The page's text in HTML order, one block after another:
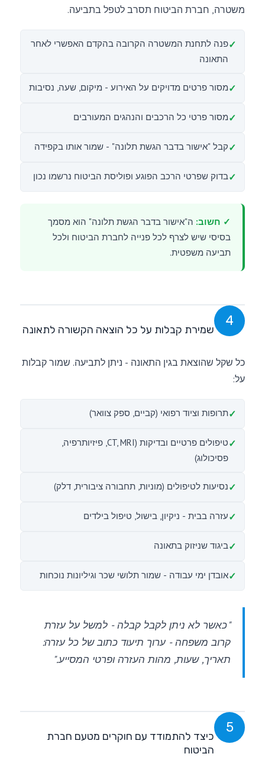
משטרה, חברת הביטוח תסרב לטפל בתביעה.
פנה לתחנת המשטרה הקרובה בהקדם האפשרי לאחר
התאונה
מסור פרטים מדויקים על האירוע - מיקום, שעה, נסיבות
מסור פרטי כל הרכבים והנהגים המעורבים
קבל "אישור בדבר הגשת תלונה" - שמור אותו בקפידה
בדוק שפרטי הרכב הפוגע ופוליסת הביטוח נרשמו נכון
✓ חשוב: ה"אישור בדבר הגשת תלונה" הוא מסמך
בסיסי שיש לצרף לכל פנייה לחברת הביטוח ולכל
תביעה משפטית.
4
שמירת קבלות על כל הוצאה הקשורה לתאונה
כל שקל שהוצאת בגין התאונה - ניתן לתביעה. שמור קבלות
על:
תרופות וציוד רפואי (קביים, ספק צוואר)
טיפולים פרטיים ובדיקות (CT, MRI, פיזיותרפיה,
פסיכולוג)
נסיעות לטיפולים (מוניות, תחבורה ציבורית, דלק)
עזרה בבית - ניקיון, בישול, טיפול בילדים
ביגוד שניזוק בתאונה
אובדן ימי עבודה - שמור תלושי שכר וגיליונות נוכחות
"כאשר לא ניתן לקבל קבלה - למשל על עזרת
קרוב משפחה - ערוך תיעוד כתוב של כל עזרה:
תאריך, שעות, מהות העזרה ופרטי המסייע."
5
כיצד להתמודד עם חוקרים מטעם חברת
הביטוח